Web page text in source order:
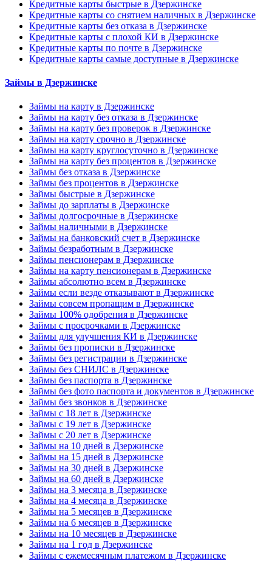
Кредитные карты быстрые в Дзержинске
Кредитные карты со снятием наличных в Дзержинске
Кредитные карты без отказа в Дзержинске
Кредитные карты с плохой КИ в Дзержинске
Кредитные карты по почте в Дзержинске
Кредитные карты самые доступные в Дзержинске
Займы в Дзержинске
Займы на карту в Дзержинске
Займы на карту без отказа в Дзержинске
Займы на карту без проверок в Дзержинске
Займы на карту срочно в Дзержинске
Займы на карту круглосуточно в Дзержинске
Займы на карту без процентов в Дзержинске
Займы без отказа в Дзержинске
Займы без процентов в Дзержинске
Займы быстрые в Дзержинске
Займы до зарплаты в Дзержинске
Займы долгосрочные в Дзержинске
Займы наличными в Дзержинске
Займы на банковский счет в Дзержинске
Займы безработным в Дзержинске
Займы пенсионерам в Дзержинске
Займы на карту пенсионерам в Дзержинске
Займы абсолютно всем в Дзержинске
Займы если везде отказывают в Дзержинске
Займы совсем пропащим в Дзержинске
Займы 100% одобрения в Дзержинске
Займы с просрочками в Дзержинске
Займы для улучшения КИ в Дзержинске
Займы без прописки в Дзержинске
Займы без регистрации в Дзержинске
Займы без СНИЛС в Дзержинске
Займы без паспорта в Дзержинске
Займы без фото паспорта и документов в Дзержинске
Займы без звонков в Дзержинске
Займы с 18 лет в Дзержинске
Займы с 19 лет в Дзержинске
Займы с 20 лет в Дзержинске
Займы на 10 дней в Дзержинске
Займы на 15 дней в Дзержинске
Займы на 30 дней в Дзержинске
Займы на 60 дней в Дзержинске
Займы на 3 месяца в Дзержинске
Займы на 4 месяца в Дзержинске
Займы на 5 месяцев в Дзержинске
Займы на 6 месяцев в Дзержинске
Займы на 10 месяцев в Дзержинске
Займы на 1 год в Дзержинске
Займы с ежемесячным платежом в Дзержинске